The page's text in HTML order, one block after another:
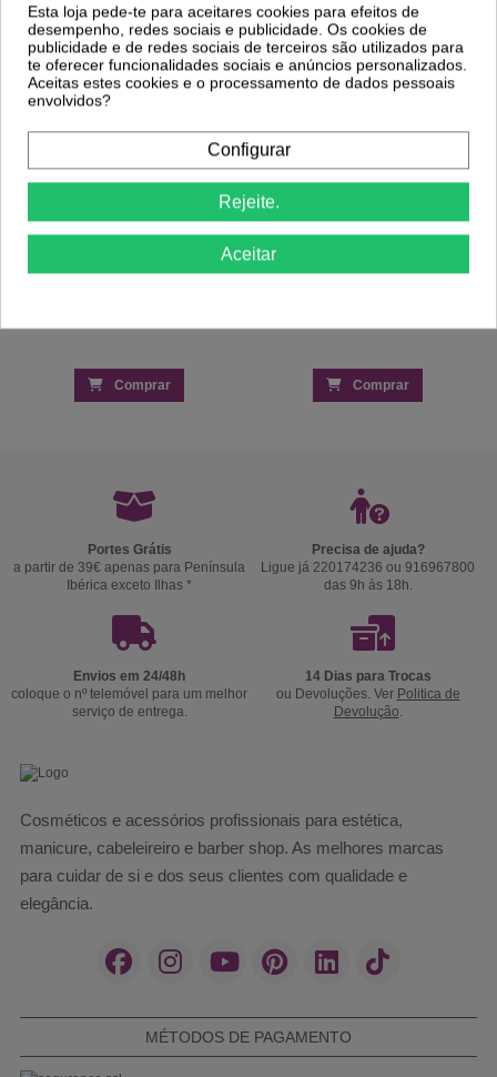
-18%
Rolo Depilação TNT 75g/m² Extra
Resistente
3,99 €
Comprar
-29%
Spray Fixante Maquilhagem - Fix My
Comprar
Portes Grátis
a partir de 39€ apenas para Península
Ibérica exceto Ilhas *
Precisa de ajuda?
Ligue já 220174236 ou 916967800
das 9h às 18h.
Envios em 24/48h
coloque o nº telemóvel para um melhor
serviço de entrega.
14 Dias para Trocas
ou Devoluções. Ver Politica de
Devolução.
Cosméticos e acessórios profissionais para estética,
manicure, cabeleireiro e barber shop. As melhores marcas
para cuidar de si e dos seus clientes com qualidade e
elegância.
MÉTODOS DE PAGAMENTO
Esta loja pede-te para aceitares cookies para efeitos de
desempenho, redes sociais e publicidade. Os cookies de
publicidade e de redes sociais de terceiros são utilizados para
te oferecer funcionalidades sociais e anúncios personalizados.
Aceitas estes cookies e o processamento de dados pessoais
envolvidos?
Configurar
Rejeite.
Aceitar